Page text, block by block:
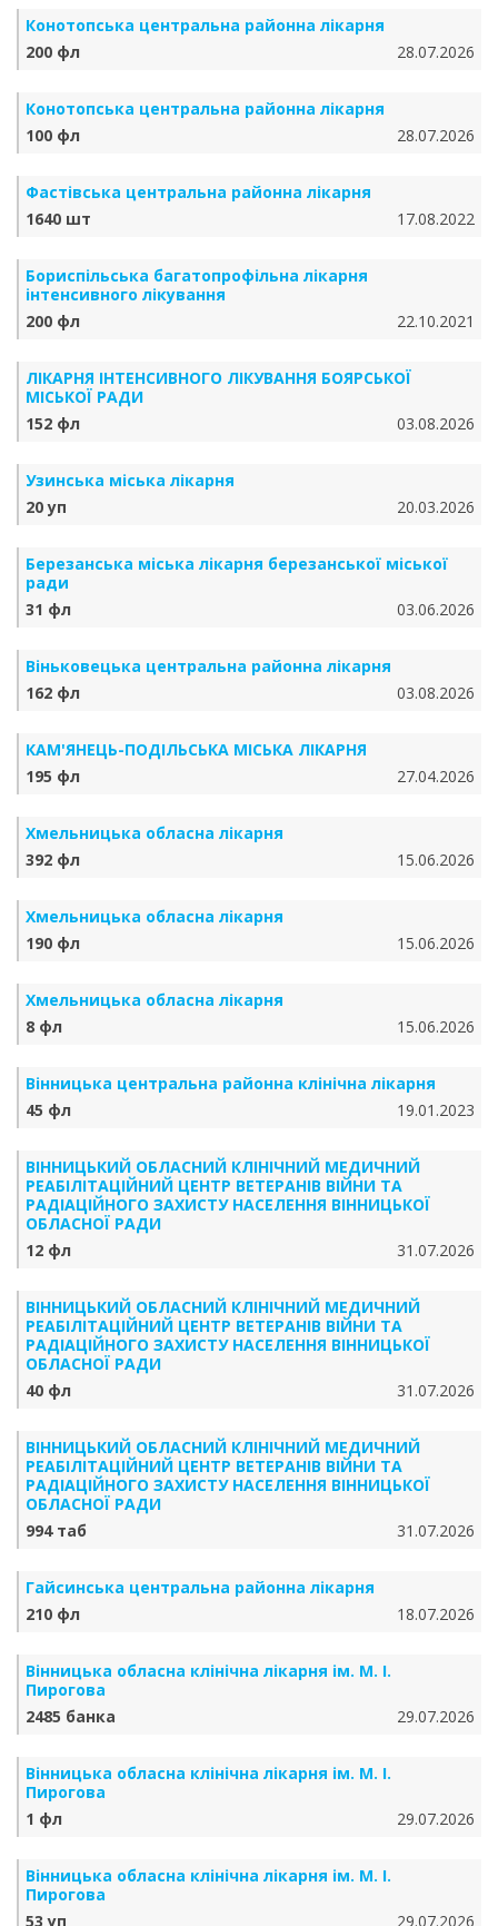
Конотопська центральна районна лікарня
200 фл
28.07.2026
Конотопська центральна районна лікарня
100 фл
28.07.2026
Фастівська центральна районна лікарня
1640 шт
17.08.2022
Бориспільська багатопрофільна лікарня
інтенсивного лікування
200 фл
22.10.2021
ЛІКАРНЯ ІНТЕНСИВНОГО ЛІКУВАННЯ БОЯРСЬКОЇ
МІСЬКОЇ РАДИ
152 фл
03.08.2026
Узинська міська лікарня
20 уп
20.03.2026
Березанська міська лікарня березанської міської
ради
31 фл
03.06.2026
Віньковецька центральна районна лікарня
162 фл
03.08.2026
КАМ'ЯНЕЦЬ-ПОДІЛЬСЬКА МІСЬКА ЛІКАРНЯ
195 фл
27.04.2026
Хмельницька обласна лікарня
392 фл
15.06.2026
Хмельницька обласна лікарня
190 фл
15.06.2026
Хмельницька обласна лікарня
8 фл
15.06.2026
Вінницька центральна районна клінічна лікарня
45 фл
19.01.2023
ВІННИЦЬКИЙ ОБЛАСНИЙ КЛІНІЧНИЙ МЕДИЧНИЙ
РЕАБІЛІТАЦІЙНИЙ ЦЕНТР ВЕТЕРАНІВ ВІЙНИ ТА
РАДІАЦІЙНОГО ЗАХИСТУ НАСЕЛЕННЯ ВІННИЦЬКОЇ
ОБЛАСНОЇ РАДИ
12 фл
31.07.2026
ВІННИЦЬКИЙ ОБЛАСНИЙ КЛІНІЧНИЙ МЕДИЧНИЙ
РЕАБІЛІТАЦІЙНИЙ ЦЕНТР ВЕТЕРАНІВ ВІЙНИ ТА
РАДІАЦІЙНОГО ЗАХИСТУ НАСЕЛЕННЯ ВІННИЦЬКОЇ
ОБЛАСНОЇ РАДИ
40 фл
31.07.2026
ВІННИЦЬКИЙ ОБЛАСНИЙ КЛІНІЧНИЙ МЕДИЧНИЙ
РЕАБІЛІТАЦІЙНИЙ ЦЕНТР ВЕТЕРАНІВ ВІЙНИ ТА
РАДІАЦІЙНОГО ЗАХИСТУ НАСЕЛЕННЯ ВІННИЦЬКОЇ
ОБЛАСНОЇ РАДИ
994 таб
31.07.2026
Гайсинська центральна районна лікарня
210 фл
18.07.2026
Вінницька обласна клінічна лікарня ім. М. І.
Пирогова
2485 банка
29.07.2026
Вінницька обласна клінічна лікарня ім. М. І.
Пирогова
1 фл
29.07.2026
Вінницька обласна клінічна лікарня ім. М. І.
Пирогова
53 уп
29.07.2026